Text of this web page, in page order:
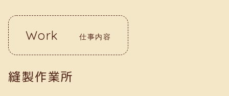
Work 仕事内容
縫製作業所